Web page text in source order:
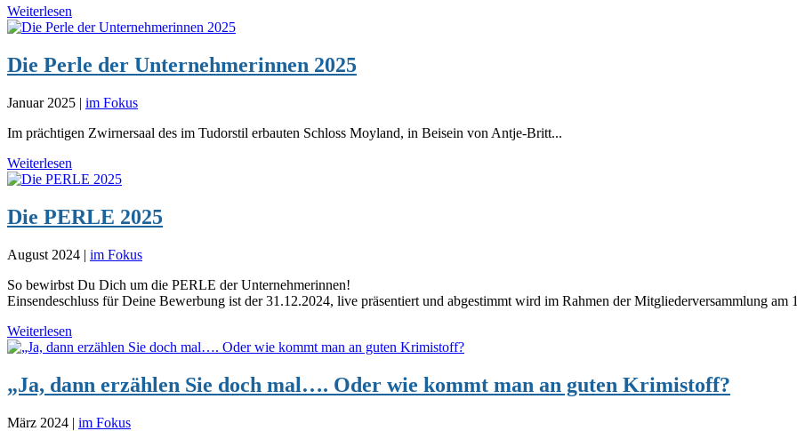
Weiterlesen
Die Perle der Unternehmerinnen 2025
Januar 2025 | im Fokus
Im prächtigen Zwirnersaal des im Tudorstil erbauten Schloss Moyland, in Beisein von Antje-Britt...
Weiterlesen
Die PERLE 2025
August 2024 | im Fokus
So bewirbst Du Dich um die PERLE der Unternehmerinnen!
Einsendeschluss für Deine Bewerbung ist der 31.12.2024, live präsentiert und abgestimmt wird im Rahmen der Mitgliederversammlung am
Weiterlesen
„Ja, dann erzählen Sie doch mal…. Oder wie kommt man an guten Krimistoff?
März 2024 | im Fokus